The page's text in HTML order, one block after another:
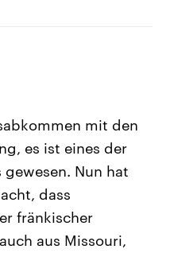
mit den
es ist eines der
Nun hat
dass
fränkischer
aus Missouri,